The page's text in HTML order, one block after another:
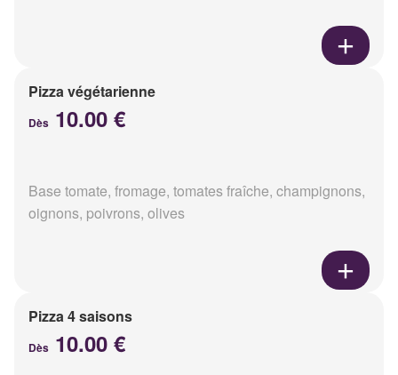
Pizza végétarienne
Dès 10.00 €
Base tomate, fromage, tomates fraîche, champignons,
oignons, poivrons, olives
Pizza 4 saisons
Dès 10.00 €